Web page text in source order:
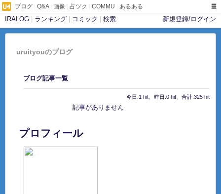
ブログ Q&A| 画像 占ツク COMMU あるある
IRALOG ランキング コミック 検索 新規登録/ログイン
uruityouのブログ
ブログ記事一覧
今日:1 hit、昨日:0 hit、合計:325 hit
記事がありません
プロフィール